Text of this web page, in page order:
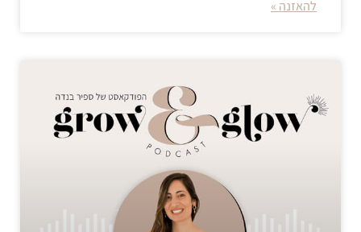
להאזנה »